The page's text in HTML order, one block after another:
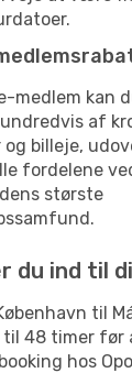
medlem kan
af
billeje,
fordelene
største
du ind til
til
48 timer før
hos